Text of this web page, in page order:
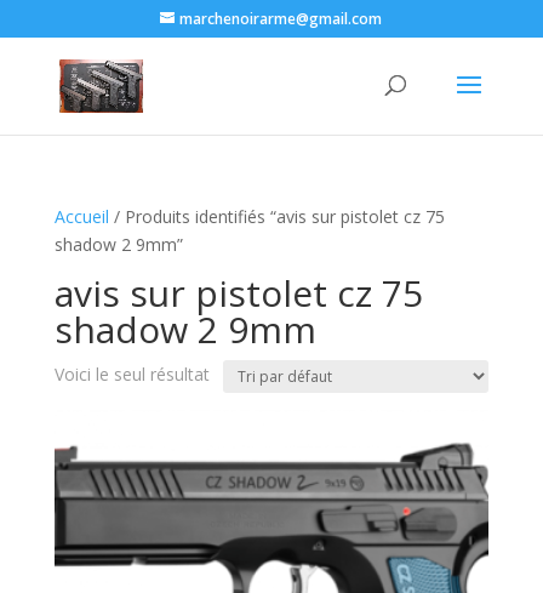
marchenoirarme@gmail.com
Accueil / Produits identifiés “avis sur pistolet cz 75
shadow 2 9mm​”
avis sur pistolet cz 75
shadow 2 9mm​
Voici le seul résultat